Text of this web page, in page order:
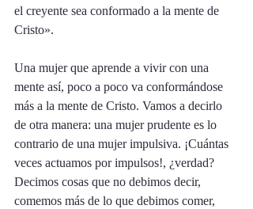
el creyente sea conformado a la mente de
Cristo».
Una mujer que aprende a vivir con una
mente así, poco a poco va conformándose
más a la mente de Cristo. Vamos a decirlo
de otra manera: una mujer prudente es lo
contrario de una mujer impulsiva. ¡Cuántas
veces actuamos por impulsos!, ¿verdad?
Decimos cosas que no debimos decir,
comemos más de lo que debimos comer,